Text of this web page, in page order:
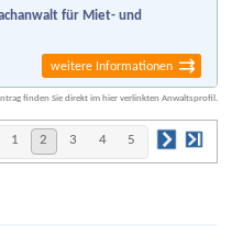
für Miet- und
weitere Informationen
finden Sie direkt im hier verlinkten Anwaltsprofil.
1 2 3 4 5